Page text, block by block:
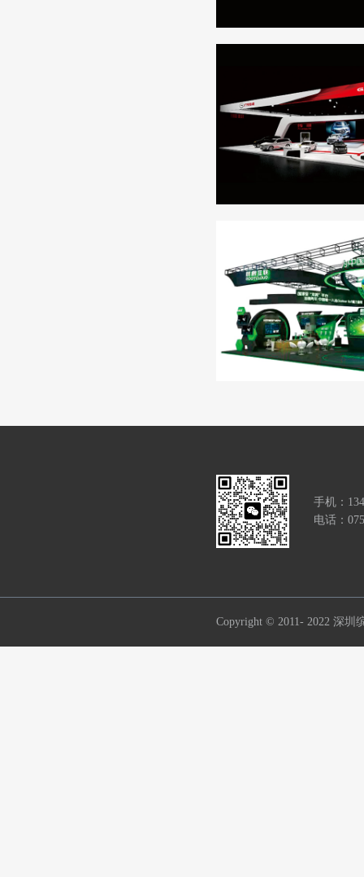
手机：
电话：
Copyright © 2011- 2022 深圳